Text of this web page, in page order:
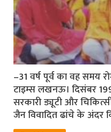
–31 वर्ष पूर्व का वह समय
टाइम्स लखनऊ। दिसंबर
सरकारी ड्यूटी और
जैन विवादित ढांचे के अंदर